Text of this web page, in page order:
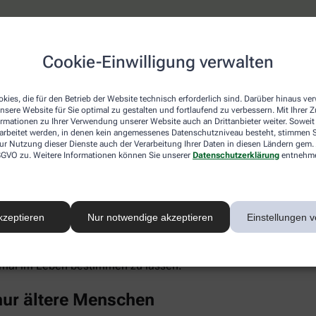
Cookie-Einwilligung verwalten
die für den Betrieb der Website technisch erforderlich sind. Darüber hinaus
Website für Sie optimal zu gestalten und fortlaufend zu verbessern. Mit Ihrer
zu Ihrer Verwendung unserer Website auch an Drittanbieter weiter. Soweit
werden, in denen kein angemessenes Datenschutzniveau besteht, stimmen
Nutzung dieser Dienste auch der Verarbeitung Ihrer Daten in diesen Ländern
zu. Weitere Informationen können Sie unserer Datenschutzerklärung
Nur notwendige akzeptieren Einstellungen
erhöhten Cholesterinwerte
wähnt sich oft in Sicherheit, weil hohe Cholesterinwerte
die Blutfettwerte in die Höhe treiben. Dazu gehören auch
chronischer Stress, Alkoholkonsum und Medikamente wie
Baby-Pille untersucht und bei jungen Frauen (14 bis 19
Punkt 4). Als großer Risikofaktor hat sich in den
Cholesterin im Blut.
kann sich in der Gefäßwand ablagern, chronische
unter anderem mit einem deutlich gesteigerten Risiko
im Blut ist überwiegend genetisch bestimmt,
gesunden Lebensstil merklich senken (wenngleich
im Leben bestimmen zu lassen.
ältere Menschen